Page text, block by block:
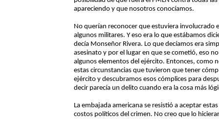
apareciendo y que nosotros conocíamos.
No querían reconocer que estuviera involucrado
algunos militares. Y eso era lo que estábamos
decía Monseñor Rivera. Lo que decíamos era
asesinato y por el lugar en que se cometió, eso
algunos elementos del ejército. Entonces, como
estas circunstancias que tuvieron que tener
ejército y descubramos esos cómplices para
decir parecía un delito cuando era la cosa más
La embajada americana se resistió a aceptar
costos políticos del crimen. No creo que lo